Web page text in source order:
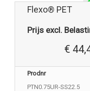
Flexo® PET
Prijs excl.
€
Prodnr
PTN0.75UR-SS22.5